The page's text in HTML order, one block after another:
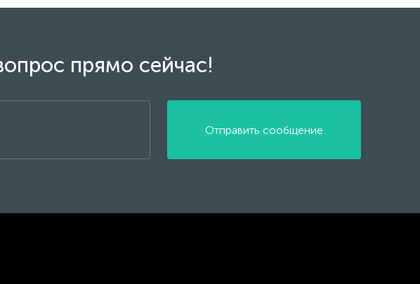
прямо сейчас!
Отправить сообщение